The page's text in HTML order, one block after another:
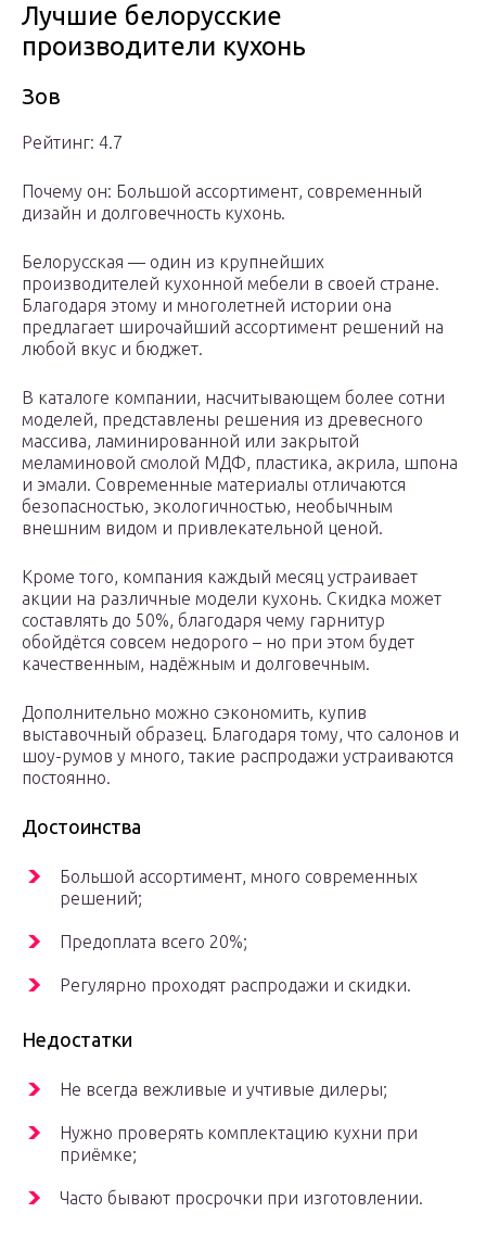
Лучшие белорусские
производители кухонь
Зов
Рейтинг: 4.7
Почему он: Большой ассортимент, современный
дизайн и долговечность кухонь.
Белорусская — один из крупнейших
производителей кухонной мебели в своей стране.
Благодаря этому и многолетней истории она
предлагает широчайший ассортимент решений на
любой вкус и бюджет.
В каталоге компании, насчитывающем более сотни
моделей, представлены решения из древесного
массива, ламинированной или закрытой
меламиновой смолой МДФ, пластика, акрила, шпона
и эмали. Современные материалы отличаются
безопасностью, экологичностью, необычным
внешним видом и привлекательной ценой.
Кроме того, компания каждый месяц устраивает
акции на различные модели кухонь. Скидка может
составлять до 50%, благодаря чему гарнитур
обойдётся совсем недорого – но при этом будет
качественным, надёжным и долговечным.
Дополнительно можно сэкономить, купив
выставочный образец. Благодаря тому, что салонов и
шоу-румов у много, такие распродажи устраиваются
постоянно.
Достоинства
Большой ассортимент, много современных
решений;
Предоплата всего 20%;
Регулярно проходят распродажи и скидки.
Недостатки
Не всегда вежливые и учтивые дилеры;
Нужно проверять комплектацию кухни при
приёмке;
Часто бывают просрочки при изготовлении.